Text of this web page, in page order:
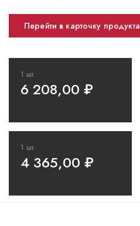
Перейти в карточку продукта
1 шт.
6 208,00 ₽
1 шт.
4 365,00 ₽